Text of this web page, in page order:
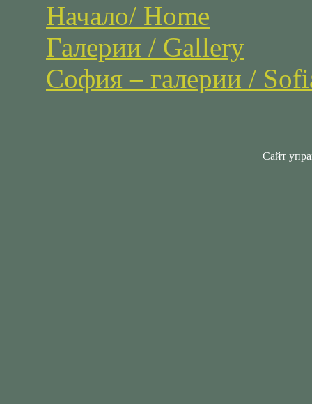
Начало/ Home
Галерии / Gallery
София – галерии /
Сайт